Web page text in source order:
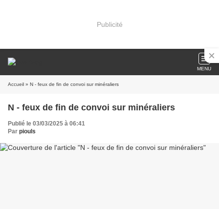
Publicité
MENU
Accueil » N - feux de fin de convoi sur minéraliers
N - feux de fin de convoi sur minéraliers
Publié le 03/03/2025 à 06:41
Par piouls